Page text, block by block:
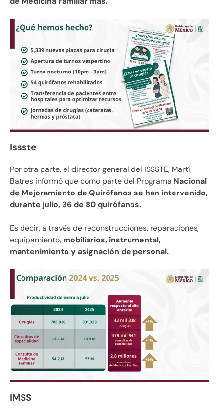
Issste
Por otra parte, el director general del ISSSTE, Martí
Batres informó que como parte del Programa Nacional
de Mejoramiento de Quirófanos se han intervenido,
durante julio, 36 de 80 quirófanos.
Es decir, a través de reconstrucciones, reparaciones,
equipamiento, mobiliarios, instrumental,
mantenimiento y asignación de personal.
IMSS